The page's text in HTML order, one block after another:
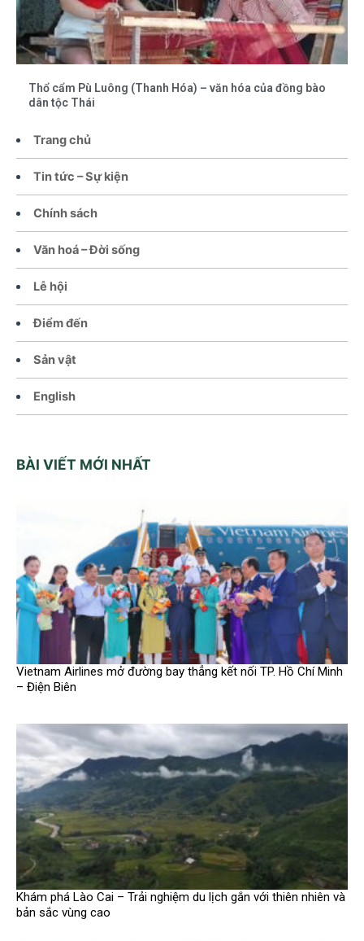
Trang chủ
Tin tức – Sự kiện
Chính sách
Văn hoá – Đời sống
Lễ hội
Điểm đến
Sản vật
English
BÀI VIẾT MỚI NHẤT
Vietnam Airlines mở đường bay thẳng kết nối TP. Hồ Chí Minh
– Điện Biên
Khám phá Lào Cai – Trải nghiệm du lịch gắn với thiên nhiên và
bản sắc vùng cao
Thổ cẩm Pù Luông (Thanh Hóa) – văn hóa của đồng bào
dân tộc Thái